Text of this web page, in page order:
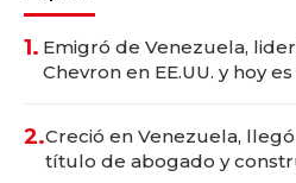
1. Emigró de Venezuela,
Chevron en EE.UU. y hoy
2.Creció en Venezuela,
título de abogado y